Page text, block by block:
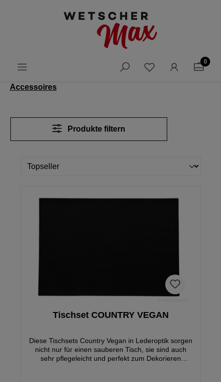
0
Accessoires
Produkte filtern
Tischset COUNTRY VEGAN
Diese Tischsets Country Vegan in Lederoptik sorgen
nicht nur für einen sauberen Tisch, sie sind auch
sehr pflegeleicht und perfekt zum Dekorieren